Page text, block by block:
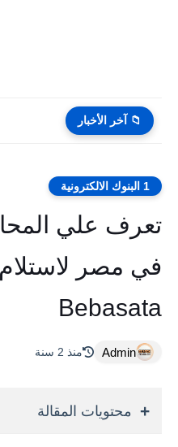
📁 آخر الأخبار
1 البنوك الالكترونية
تعرف علي
Bebasata
Admin منذ 2 سنة
محتويات المقالة